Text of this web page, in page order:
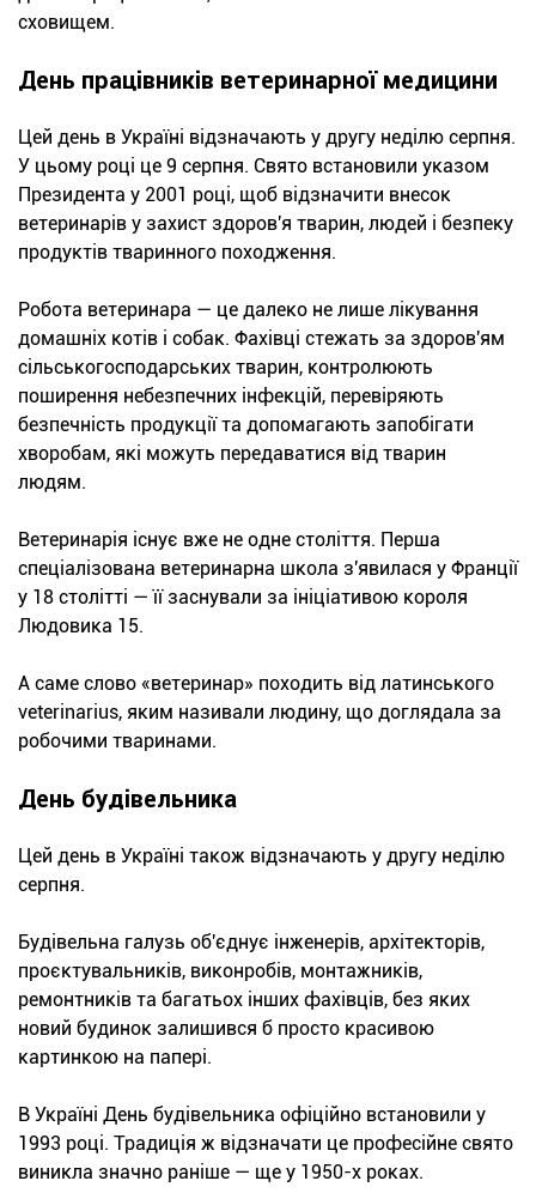
сховищем.
День працівників ветеринарної медицини
Цей день в Україні відзначають у другу неділю серпня.
У цьому році це 9 серпня. Свято встановили указом
Президента у 2001 році, щоб відзначити внесок
ветеринарів у захист здоров'я тварин, людей і безпеку
продуктів тваринного походження.
Робота ветеринара — це далеко не лише лікування
домашніх котів і собак. Фахівці стежать за здоров'ям
сільськогосподарських тварин, контролюють
поширення небезпечних інфекцій, перевіряють
безпечність продукції та допомагають запобігати
хворобам, які можуть передаватися від тварин
людям.
Ветеринарія існує вже не одне століття. Перша
спеціалізована ветеринарна школа з'явилася у Франції
у 18 столітті — її заснували за ініціативою короля
Людовика 15.
А саме слово «ветеринар» походить від латинського
veterinarius, яким називали людину, що доглядала за
робочими тваринами.
День будівельника
Цей день в Україні також відзначають у другу неділю
серпня.
Будівельна галузь об'єднує інженерів, архітекторів,
проєктувальників, виконробів, монтажників,
ремонтників та багатьох інших фахівців, без яких
новий будинок залишився б просто красивою
картинкою на папері.
В Україні День будівельника офіційно встановили у
1993 році. Традиція ж відзначати це професійне свято
виникла значно раніше — ще у 1950-х роках.